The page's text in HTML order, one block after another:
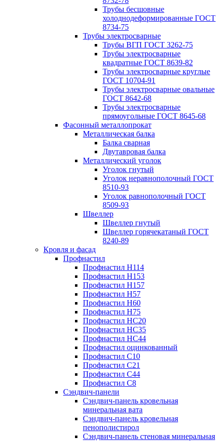
Трубы бесшовные
холоднодеформированные ГОСТ
8734-75
Трубы электросварные
Трубы ВГП ГОСТ 3262-75
Трубы электросварные
квадратные ГОСТ 8639-82
Трубы электросварные круглые
ГОСТ 10704-91
Трубы электросварные овальные
ГОСТ 8642-68
Трубы электросварные
прямоугольные ГОСТ 8645-68
Фасонный металлопрокат
Металлическая балка
Балка сварная
Двутавровая балка
Металлический уголок
Уголок гнутый
Уголок неравнополочный ГОСТ
8510-93
Уголок равнополочный ГОСТ
8509-93
Швеллер
Швеллер гнутый
Швеллер горячекатаный ГОСТ
8240-89
Кровля и фасад
Профнастил
Профнастил Н114
Профнастил Н153
Профнастил Н157
Профнастил Н57
Профнастил Н60
Профнастил Н75
Профнастил НС20
Профнастил НС35
Профнастил НС44
Профнастил оцинкованный
Профнастил С10
Профнастил С21
Профнастил С44
Профнастил С8
Сэндвич-панели
Сэндвич-панель кровельная
минеральная вата
Сэндвич-панель кровельная
пенополистирол
Сэндвич-панель стеновая минеральная